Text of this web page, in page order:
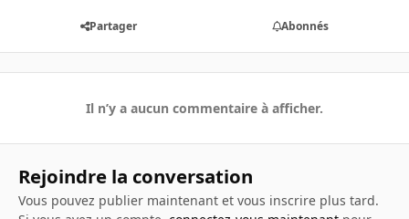
Partager Abonnés
Il n’y a aucun commentaire à afficher.
Rejoindre la conversation
Vous pouvez publier maintenant et vous inscrire plus tard.